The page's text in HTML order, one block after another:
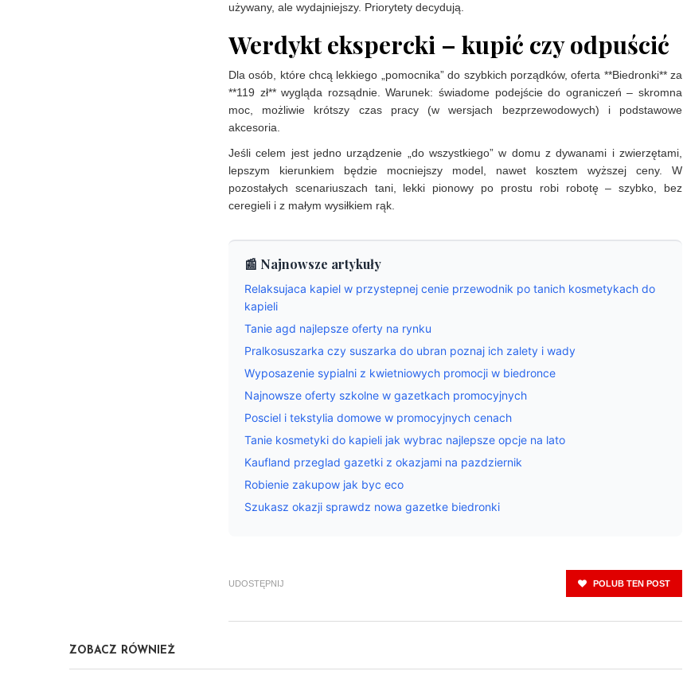
używany, ale wydajniejszy. Priorytety decydują.
Werdykt ekspercki – kupić czy odpuścić
Dla osób, które chcą lekkiego „pomocnika” do szybkich porządków, oferta **Biedronki** za
**119 zł** wygląda rozsądnie. Warunek: świadome podejście do ograniczeń – skromna
moc, możliwie krótszy czas pracy (w wersjach bezprzewodowych) i podstawowe
akcesoria.
Jeśli celem jest jedno urządzenie „do wszystkiego” w domu z dywanami i zwierzętami,
lepszym kierunkiem będzie mocniejszy model, nawet kosztem wyższej ceny. W
pozostałych scenariuszach tani, lekki pionowy po prostu robi robotę – szybko, bez
ceregieli i z małym wysiłkiem rąk.
📰 Najnowsze artykuły
Relaksujaca kapiel w przystepnej cenie przewodnik po tanich kosmetykach do
kapieli
Tanie agd najlepsze oferty na rynku
Pralkosuszarka czy suszarka do ubran poznaj ich zalety i wady
Wyposazenie sypialni z kwietniowych promocji w biedronce
Najnowsze oferty szkolne w gazetkach promocyjnych
Posciel i tekstylia domowe w promocyjnych cenach
Tanie kosmetyki do kapieli jak wybrac najlepsze opcje na lato
Kaufland przeglad gazetki z okazjami na pazdziernik
Robienie zakupow jak byc eco
Szukasz okazji sprawdz nowa gazetke biedronki
UDOSTĘPNIJ POLUB TEN POST
ZOBACZ RÓWNIEŻ